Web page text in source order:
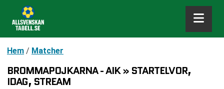
Hem / Matcher
BROMMAPOJKARNA - AIK » STARTELVOR,
IDAG, STREAM